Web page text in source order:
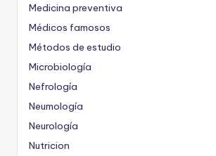
Medicina preventiva
Médicos famosos
Métodos de estudio
Microbiología
Nefrología
Neumología
Neurología
Nutricion